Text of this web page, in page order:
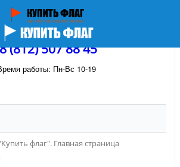
(812) 507 88 45
работы: Пн-Вс 10-19
флаг". Главная страница